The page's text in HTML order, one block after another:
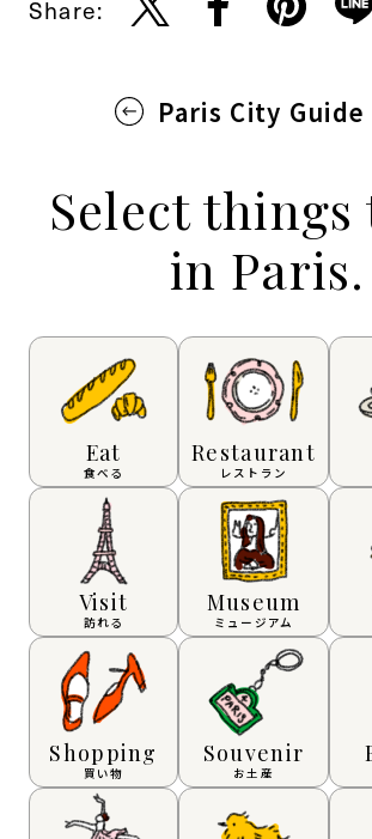
Share:
Paris City Guide
Select things
in Paris.
Eat
食べる
Restaurant
レストラン
Visit
訪れる
Museum
ミュージアム
Shopping
買い物
Souvenir
お土産